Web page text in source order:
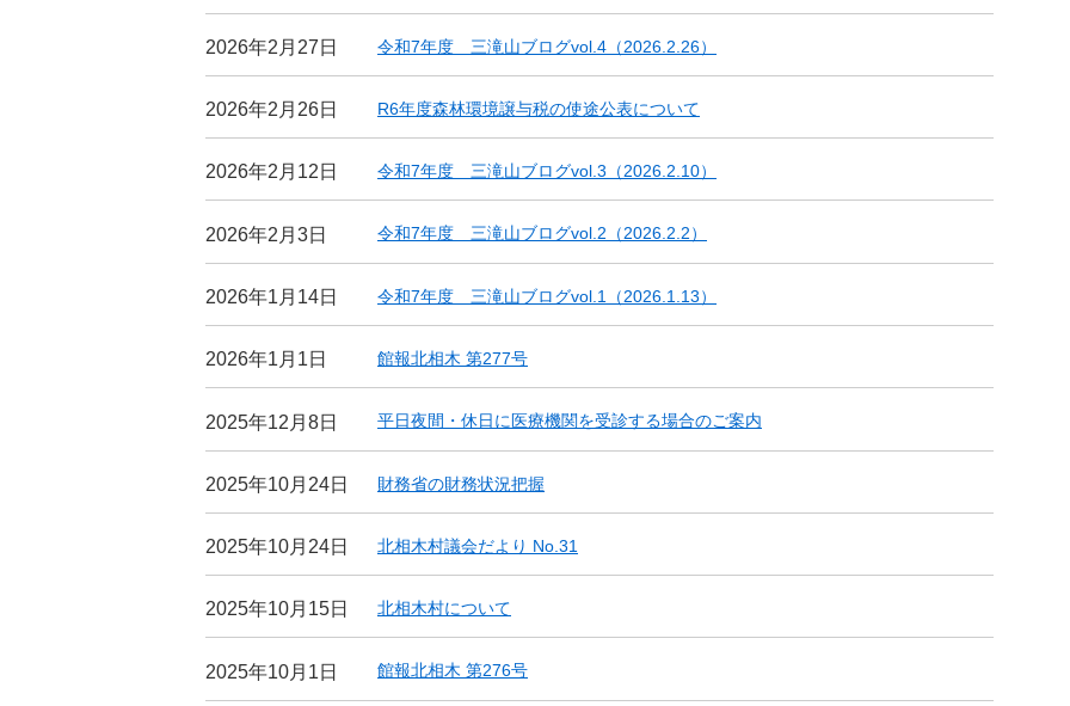
2026年2月27日 令和7年度 三滝山ブログvol.4（2026.2.26）
2026年2月26日 R6年度森林環境譲与税の使途公表について
2026年2月12日 令和7年度 三滝山ブログvol.3（2026.2.10）
2026年2月3日 令和7年度 三滝山ブログvol.2（2026.2.2）
2026年1月14日 令和7年度 三滝山ブログvol.1（2026.1.13）
2026年1月1日 館報北相木 第277号
2025年12月8日 平日夜間・休日に医療機関を受診する場合のご案内
2025年10月24日 財務省の財務状況把握
2025年10月24日 北相木村議会だより No.31
2025年10月15日 北相木村について
2025年10月1日 館報北相木 第276号